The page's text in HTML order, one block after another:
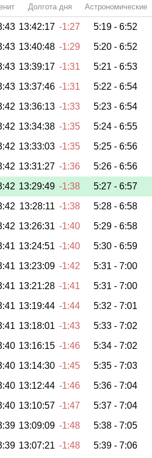
Долгота дня Астрономические
13:42:17 -1:27 5:19 - 6:52
13:40:48 -1:29 5:20 - 6:52
13:39:17 -1:31 5:21 - 6:53
13:37:46 -1:31 5:22 - 6:54
13:36:13 -1:33 5:23 - 6:54
13:34:38 -1:35 5:24 - 6:55
13:33:03 -1:35 5:25 - 6:56
13:31:27 -1:36 5:26 - 6:56
13:29:49 -1:38 5:27 - 6:57
13:28:11 -1:38 5:28 - 6:58
13:26:31 -1:40 5:29 - 6:58
13:24:51 -1:40 5:30 - 6:59
13:23:09 -1:42 5:31 - 7:00
13:21:28 -1:41 5:31 - 7:00
13:19:44 -1:44 5:32 - 7:01
13:18:01 -1:43 5:33 - 7:02
13:16:15 -1:46 5:34 - 7:02
13:14:30 -1:45 5:35 - 7:03
13:12:44 -1:46 5:36 - 7:04
13:10:57 -1:47 5:37 - 7:04
13:09:09 -1:48 5:38 - 7:05
13:07:21 -1:48 5:39 - 7:06